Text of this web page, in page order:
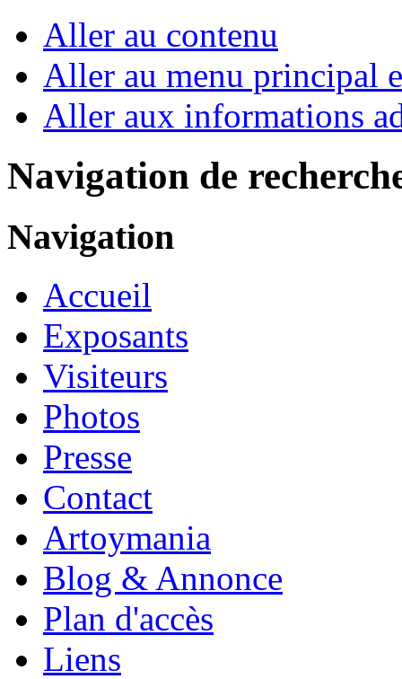
Aller au contenu
Aller au menu principal
Aller aux informations
Navigation de
Navigation
Accueil
Exposants
Visiteurs
Photos
Presse
Contact
Artoymania
Blog & Annonce
Plan d'accès
Liens